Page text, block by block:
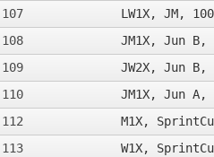
107
LW1X, JM,
108
JM1X, Jun B,
109
JW2X, Jun B,
110
JM1X, Jun A,
112
M1X,
113
W1X,